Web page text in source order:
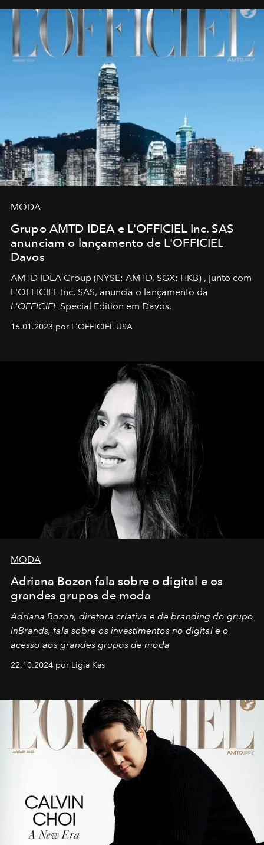
MODA
Grupo AMTD IDEA e L'OFFICIEL Inc. SAS
anunciam o lançamento de L'OFFICIEL
Davos
AMTD IDEA Group (NYSE: AMTD, SGX: HKB) , junto com
L'OFFICIEL Inc. SAS, anuncia o lançamento da
L'OFFICIEL Special Edition em Davos.
16.01.2023 por L'OFFICIEL USA
MODA
Adriana Bozon fala sobre o digital e os
grandes grupos de moda
Adriana Bozon, diretora criativa e de branding do grupo
InBrands, fala sobre os investimentos no digital e o
acesso aos grandes grupos de moda
22.10.2024 por Ligia Kas